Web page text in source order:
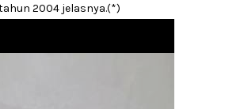
2004 jelasnya.(*)